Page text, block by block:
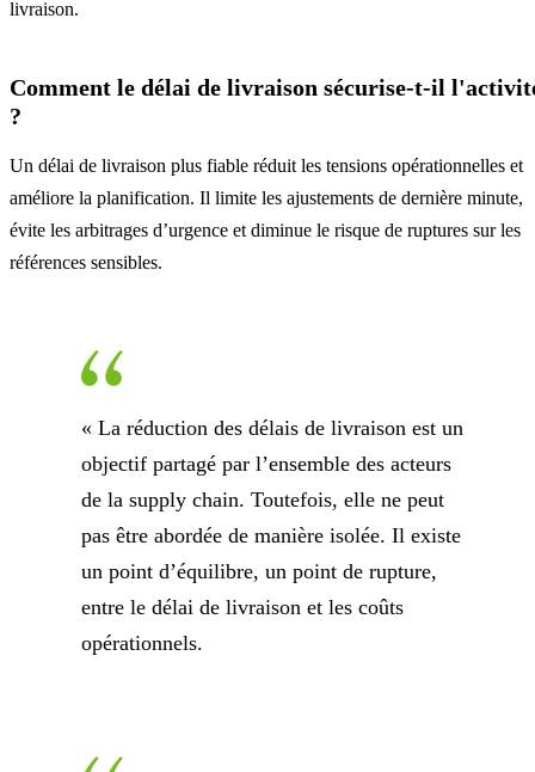
livraison.
Comment le délai de livraison sécurise-t-il
?
Un délai de livraison plus fiable réduit les tensions opérationnelles et
améliore la planification. Il limite les ajustements de dernière minute,
évite les arbitrages d’urgence et diminue le risque de ruptures sur les
références sensibles.
« La réduction des délais de livraison est un
objectif partagé par l’ensemble des acteurs
de la supply chain. Toutefois, elle ne peut
pas être abordée de manière isolée. Il existe
un point d’équilibre, un point de rupture,
entre le délai de livraison et les coûts
opérationnels.